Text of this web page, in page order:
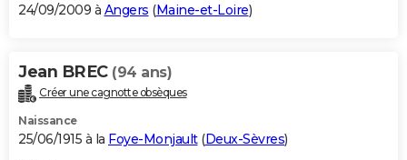
24/09/2009 à Angers (Maine-et-Loire)
Jean BREC (94 ans)
Créer une cagnotte obsèques
Naissance
25/06/1915 à la Foye-Monjault(Deux-Sèvres)